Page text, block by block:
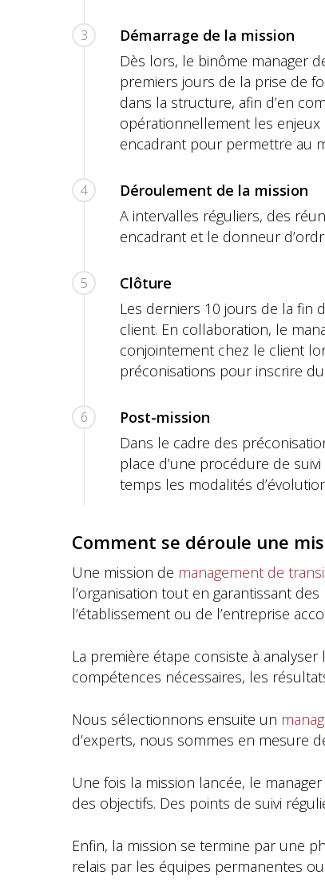
3
Démarrage de la mission
Dès lors, le binôme manager
premiers jours de la prise de
dans la structure, afin d’en
opérationnellement les enjeux
encadrant pour permettre au
4
Déroulement de la mission
A intervalles réguliers, des
encadrant et le donneur
5
Clôture
Les derniers 10 jours de la fin
client. En collaboration, le
conjointement chez le client
préconisations pour inscrire
6
Post-mission
Dans le cadre des
place d’une procédure de
temps les modalités
Comment se déroule une
Une mission de management de
l’organisation tout en garantissant
l’établissement ou de l’entreprise
La première étape consiste à
compétences nécessaires, les
Nous sélectionnons ensuite un
d’experts, nous sommes en mesure
Une fois la mission lancée, le
des objectifs. Des points de suivi
Enfin, la mission se termine par une
relais par les équipes permanentes